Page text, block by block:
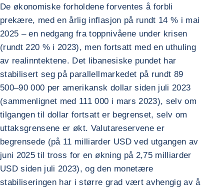
De økonomiske forholdene forventes å forbli
prekære, med en årlig inflasjon på rundt 14 % i mai
2025 – en nedgang fra toppnivåene under krisen
(rundt 220 % i 2023), men fortsatt med en uthuling
av realinntektene. Det libanesiske pundet har
stabilisert seg på parallellmarkedet på rundt 89
500–90 000 per amerikansk dollar siden juli 2023
(sammenlignet med 111 000 i mars 2023), selv om
tilgangen til dollar fortsatt er begrenset, selv om
uttaksgrensene er økt. Valutareservene er
begrensede (på 11 milliarder USD ved utgangen av
juni 2025 til tross for en økning på 2,75 milliarder
USD siden juli 2023), og den monetære
stabiliseringen har i større grad vært avhengig av å